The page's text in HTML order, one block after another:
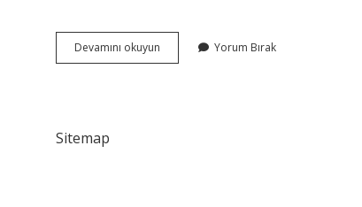
Devamını okuyun
Hangi
Yorum Bırak
Sitemap